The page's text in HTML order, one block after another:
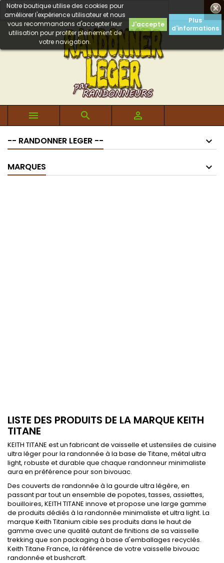

Notre boutique utilise des cookies pour
améliorer l'expérience utilisateur et nous
vous recommandons d'accepter leur
utilisation pour profiter pleinement de
votre navigation.
J'accepte
Plus
d'informations
  
-- RANDONNER LEGER --
MARQUES
LISTE DES PRODUITS DE LA MARQUE KEITH
TITANE
KEITH TITANE est un fabricant de vaisselle et ustensiles de cuisine
ultra léger pour la randonnée à la base de Titane, métal ultra
light, robuste et durable que chaque randonneur minimaliste
aura en préférence pour son bivouac.
Des couverts de randonnée à la gourde ultra légère, en
passant par tout un ensemble de popotes, tasses, assiettes,
bouilloires, KEITH TITANE innove et propose une large gamme
de produits dédiés à la randonnée minimaliste et ultra light. La
marque Keith Titanium cible ses produits dans le haut de
gamme avec une qualité autant de finitions de sa vaisselle
trekking que son packaging à base d'emballages recyclés.
Keith Titane France, la référence de votre vaisselle bivouac
randonnée et bushcraft.